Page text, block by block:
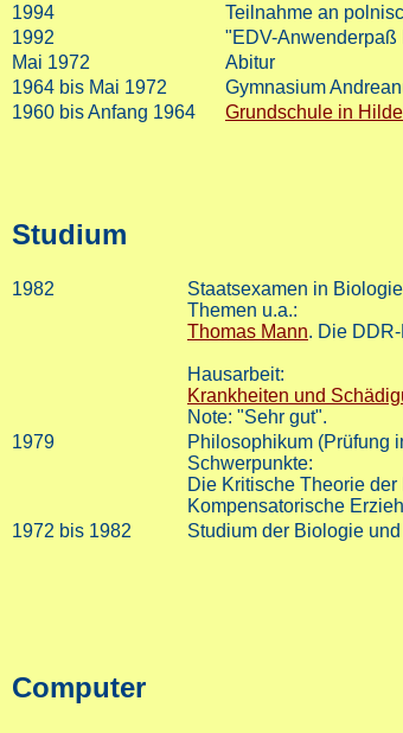
1994
Teilnahme an
1992
"EDV-Anwenderpaß
Mai 1972
Abitur
1964 bis Mai 1972
Gymnasium
1960 bis Anfang 1964
Grundschule in
Studium
1982
Staatsexamen in
Themen u.a.:
Thomas Mann. Die
Hausarbeit:
Krankheiten und
Note: "Sehr gut".
1979
Philosophikum (Prüfung
Schwerpunkte:
Die Kritische Theorie
Kompensatorische
1972 bis 1982
Studium der Biologie
Computer